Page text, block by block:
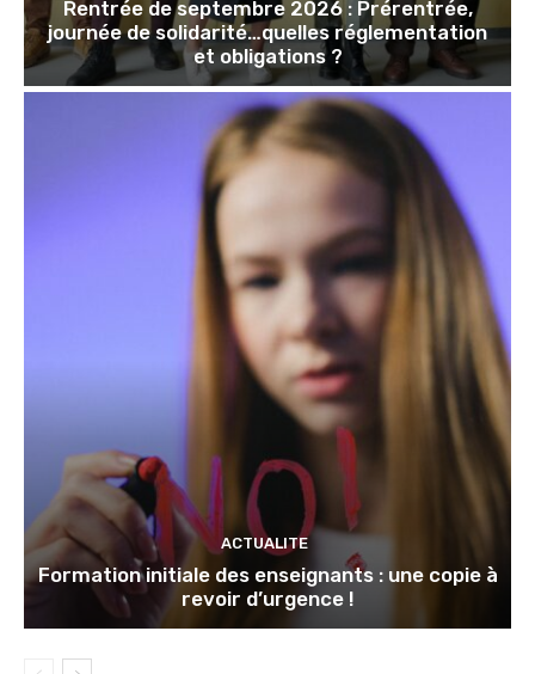
Rentrée de septembre 2026 : Prérentrée,
journée de solidarité…quelles réglementation
et obligations ?
ACTUALITE
Formation initiale des enseignants : une copie à
revoir d’urgence !